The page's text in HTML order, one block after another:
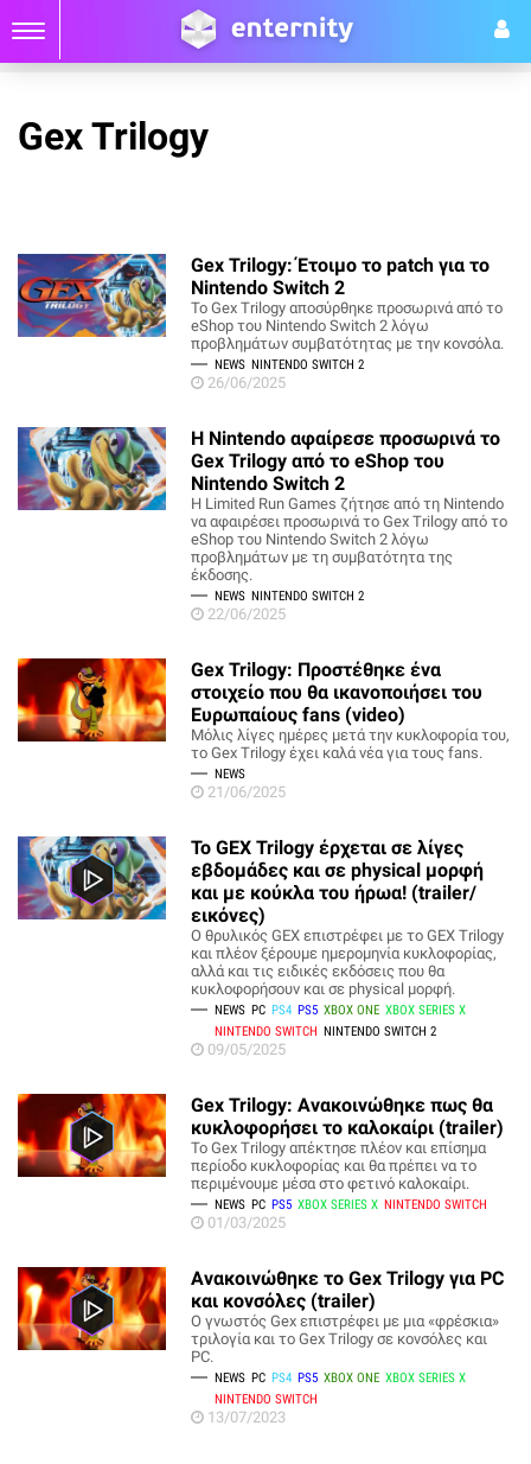
Gex Trilogy
Gex Trilogy: Έτοιμο το patch για το
Nintendo Switch 2
Το Gex Trilogy αποσύρθηκε προσωρινά από το
eShop του Nintendo Switch 2 λόγω
προβλημάτων συμβατότητας με την κονσόλα.
NEWS NINTENDO SWITCH 2
26/06/2025
Η Nintendo αφαίρεσε προσωρινά το
Gex Trilogy από το eShop του
Nintendo Switch 2
Η Limited Run Games ζήτησε από τη Nintendo
να αφαιρέσει προσωρινά το Gex Trilogy από το
eShop του Nintendo Switch 2 λόγω
προβλημάτων με τη συμβατότητα της
έκδοσης.
NEWS NINTENDO SWITCH 2
22/06/2025
Gex Trilogy: Προστέθηκε ένα
στοιχείο που θα ικανοποιήσει του
Ευρωπαίους fans (video)
Μόλις λίγες ημέρες μετά την κυκλοφορία του,
το Gex Trilogy έχει καλά νέα για τους fans.
NEWS
21/06/2025
To GEX Trilogy έρχεται σε λίγες
εβδομάδες και σε physical μορφή
και με κούκλα του ήρωα! (trailer/
εικόνες)
Ο θρυλικός GEX επιστρέφει με το GEX Trilogy
και πλέον ξέρουμε ημερομηνία κυκλοφορίας,
αλλά και τις ειδικές εκδόσεις που θα
κυκλοφορήσουν και σε physical μορφή.
NEWS PC PS4 PS5 XBOX ONE XBOX SERIES X
NINTENDO SWITCH NINTENDO SWITCH 2
09/05/2025
Gex Trilogy: Ανακοινώθηκε πως θα
κυκλοφορήσει το καλοκαίρι (trailer)
Το Gex Trilogy απέκτησε πλέον και επίσημα
περίοδο κυκλοφορίας και θα πρέπει να το
περιμένουμε μέσα στο φετινό καλοκαίρι.
NEWS PC PS5 XBOX SERIES X NINTENDO SWITCH
01/03/2025
Ανακοινώθηκε το Gex Trilogy για PC
και κονσόλες (trailer)
Ο γνωστός Gex επιστρέφει με μια «φρέσκια»
τριλογία και το Gex Trilogy σε κονσόλες και
PC.
NEWS PC PS4 PS5 XBOX ONE XBOX SERIES X
NINTENDO SWITCH
13/07/2023